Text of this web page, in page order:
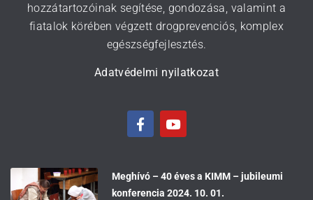
hozzátartozóinak segítése, gondozása, valamint a
fiatalok körében végzett drogprevenciós, komplex
egészségfejlesztés.
Adatvédelmi nyilatkozat
Meghívó – 40 éves a KIMM – jubileumi
konferencia 2024. 10. 01.